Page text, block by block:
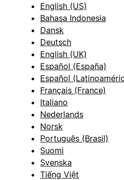
English (US)
Bahasa Indonesia
Dansk
Deutsch
English (UK)
Español (España)
Español
Français (France)
Italiano
Nederlands
Norsk
Português (Brasil)
Suomi
Svenska
Tiếng Việt